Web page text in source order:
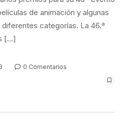
de animación y algunas
categorías. La 46.ª
[…]
0 Comentarios